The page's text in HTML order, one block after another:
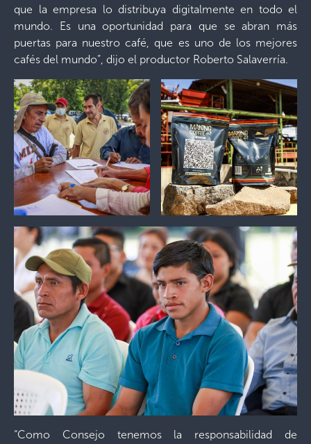
que la empresa lo distribuya digitalmente en todo el
mundo. Es una oportunidad para que se abran más
puertas para nuestro café, que es uno de los mejores
cafés del mundo”, dijo el productor Roberto Salaverría.
“Como Consejo tenemos la responsabilidad de